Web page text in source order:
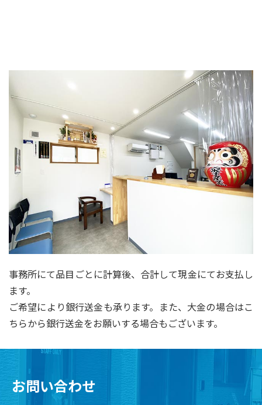
事務所にて品目ごとに計算後、合計して現金にてお支払し
ます。
ご希望により銀行送金も承ります。また、大金の場合はこ
ちらから銀行送金をお願いする場合もございます。
お問い合わせ